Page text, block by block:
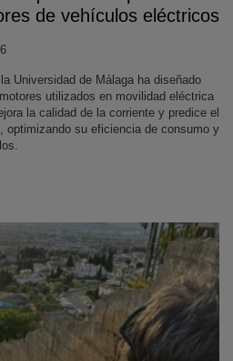
de vehículos eléctricos
Universidad de Málaga ha diseñado
utilizados en movilidad eléctrica
la calidad de la corriente y predice el
optimizando su eficiencia de consumo y